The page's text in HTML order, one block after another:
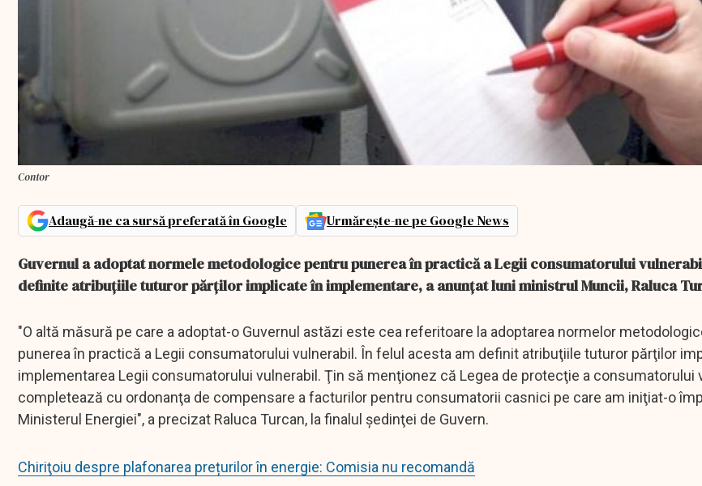
Contor
Adaugă-ne ca sursă preferată în Google Urmărește-ne pe Google News
Guvernul a adoptat normele metodologice pentru punerea în practică a Legii consumatorului
definite atribuţiile tuturor părţilor implicate în implementare, a anunţat luni ministrul Muncii, Raluca
"O altă măsură pe care a adoptat-o Guvernul astăzi este cea referitoare la adoptarea normelor
punerea în practică a Legii consumatorului vulnerabil. În felul acesta am definit atribuţiile tuturor părţilor
implementarea Legii consumatorului vulnerabil. Ţin să menţionez că Legea de protecţie a consumatorului
completează cu ordonanţa de compensare a facturilor pentru consumatorii casnici pe care am iniţiat-o
Ministerul Energiei", a precizat Raluca Turcan, la finalul şedinţei de Guvern.
Chiriţoiu despre plafonarea prețurilor în energie: Comisia nu recomandă